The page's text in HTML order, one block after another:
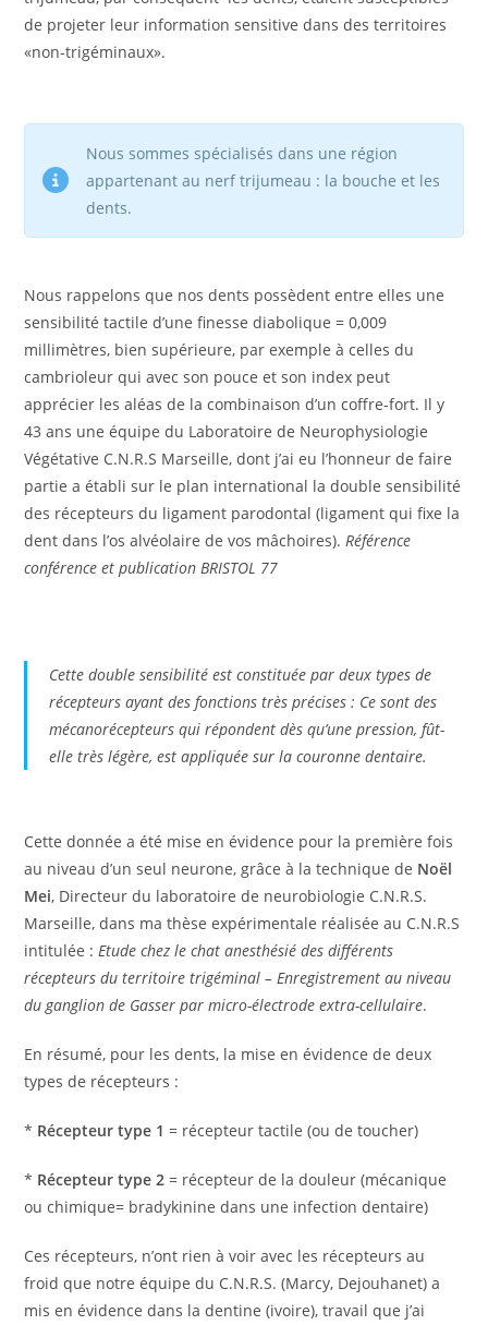
de projeter leur information sensitive dans des territoires
«non-trigéminaux».
Nous sommes spécialisés dans une région
appartenant au nerf trijumeau : la bouche et les
dents.
Nous rappelons que nos dents possèdent entre elles une
sensibilité tactile d’une finesse diabolique = 0,009
millimètres, bien supérieure, par exemple à celles du
cambrioleur qui avec son pouce et son index peut
apprécier les aléas de la combinaison d’un coffre-fort. Il y
43 ans une équipe du Laboratoire de Neurophysiologie
Végétative C.N.R.S Marseille, dont j’ai eu l’honneur de faire
partie a établi sur le plan international la double sensibilité
des récepteurs du ligament parodontal (ligament qui fixe la
dent dans l’os alvéolaire de vos mâchoires).Référence
conférence et publication BRISTOL 77
Cette double sensibilité est constituée par deux types de
récepteurs ayant des fonctions très précises : Ce sont des
mécanorécepteurs qui répondent dès qu’une pression, fût-
elle très légère, est appliquée sur la couronne dentaire.
Cette donnée a été mise en évidence pour la première fois
au niveau d’un seul neurone, grâce à la technique de Noël
Mei, Directeur du laboratoire de neurobiologie C.N.R.S.
Marseille, dans ma thèse expérimentale réalisée au C.N.R.S
intitulée :Etude chez le chat anesthésié des différents
récepteurs du territoire trigéminal –Enregistrement au niveau
du ganglion de Gasser par micro-électrode extra-cellulaire.
En résumé, pour les dents, la mise en évidence de deux
types de récepteurs :
* Récepteur type 1 = récepteur tactile (ou de toucher)
* Récepteur type 2 = récepteur de la douleur (mécanique
ou chimique= bradykinine dans une infection dentaire)
Ces récepteurs, n’ont rien à voir avec les récepteurs au
froid que notre équipe du C.N.R.S. (Marcy, Dejouhanet) a
mis en évidence dans la dentine (ivoire), travail que j’ai